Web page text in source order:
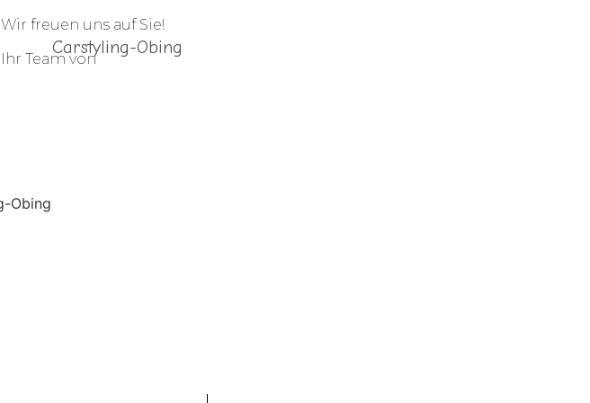
Wir freuen uns auf Sie!
Ihr Team von
Carstyling-Obing